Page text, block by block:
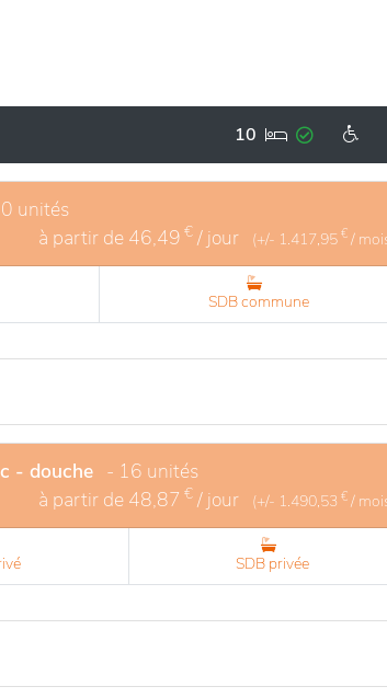
10
unités
à partir de 46,49 € / jour (+/- 1.417,95 € /
SDB commune
- douche - 16 unités
à partir de 48,87 € / jour (+/- 1.490,53 € /
SDB privée